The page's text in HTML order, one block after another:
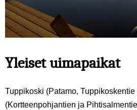
Yleiset uimapaikat
Tuppikoski (Patamo,
(Kortteenpohjantien ja